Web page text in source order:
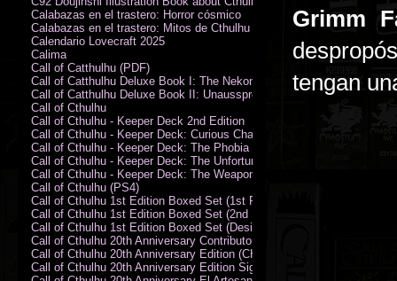
Grimm
tengan
Calabazas en el trastero: Horror cósmico
Calabazas en el trastero: Mitos de Cthulhu
Calendario Lovecraft 2025
Calima
Call of Catthulhu (PDF)
Call of Catthulhu Deluxe Book I: The Nekonomikon
Call of Catthulhu Deluxe Book II: Unaussprechlichen Katzen
Call of Cthulhu
Call of Cthulhu - Keeper Deck 2nd Edition
Call of Cthulhu - Keeper Deck: Curious Charecter Deck
Call of Cthulhu - Keeper Deck: The Phobia Deck
Call of Cthulhu - Keeper Deck: The Unfortunate Events Deck
Call of Cthulhu - Keeper Deck: The Weapons and Artifacts Deck
Call of Cthulhu (PS4)
Call of Cthulhu 1st Edition Boxed Set (1st Printing) (CHA2009-X)
Call of Cthulhu 1st Edition Boxed Set (2nd Printing) (CHA2009-X)
Call of Cthulhu 1st Edition Boxed Set (Designer's Edition)
Call of Cthulhu 20th Anniversary Contributor Edition
Call of Cthulhu 20th Anniversary Edition (CHA2399)
Call of Cthulhu 20th Anniversary Edition Signed by Sandy Petersen